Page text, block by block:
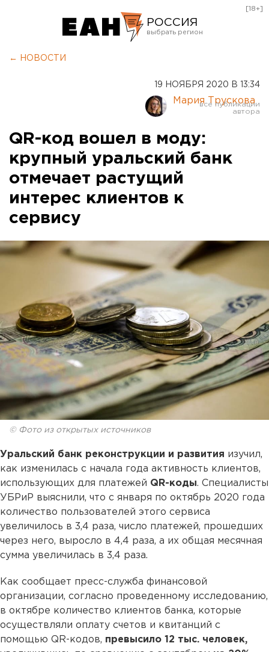
РОССИЯ
Курган
Оренбург
[18+]
← НОВОСТИ
19 НОЯБРЯ 2020 В 13:34
Мария Трускова
QR-код вошел в моду:
крупный уральский банк
отмечает растущий
интерес клиентов к
сервису
© Фото из открытых источников
Уральский банк реконструкции и развития изучил,
как изменилась с начала года активность клиентов,
использующих для платежей QR-коды. Специалисты
УБРиР выяснили, что с января по октябрь 2020 года
количество пользователей этого сервиса
увеличилось в 3,4 раза, число платежей, прошедших
через него, выросло в 4,4 раза, а их общая месячная
сумма увеличилась в 3,4 раза.
Как сообщает пресс-служба финансовой
организации, согласно проведенному исследованию,
в октябре количество клиентов банка, которые
осуществляли оплату счетов и квитанций с
помощью QR-кодов, превысило 12 тыс. человек,